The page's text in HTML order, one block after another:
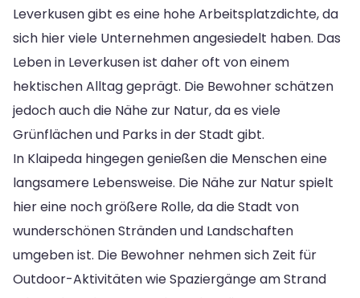
Leverkusen gibt es eine hohe Arbeitsplatzdichte, da
sich hier viele Unternehmen angesiedelt haben. Das
Leben in Leverkusen ist daher oft von einem
hektischen Alltag geprägt. Die Bewohner schätzen
jedoch auch die Nähe zur Natur, da es viele
Grünflächen und Parks in der Stadt gibt.
In Klaipeda hingegen genießen die Menschen eine
langsamere Lebensweise. Die Nähe zur Natur spielt
hier eine noch größere Rolle, da die Stadt von
wunderschönen Stränden und Landschaften
umgeben ist. Die Bewohner nehmen sich Zeit für
Outdoor-Aktivitäten wie Spaziergänge am Strand